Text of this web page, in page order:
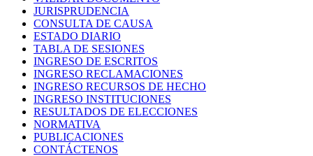
JURISPRUDENCIA
CONSULTA DE CAUSA
ESTADO DIARIO
TABLA DE SESIONES
INGRESO DE ESCRITOS
INGRESO RECLAMACIONES
INGRESO RECURSOS DE HECHO
INGRESO INSTITUCIONES
RESULTADOS DE ELECCIONES
NORMATIVA
PUBLICACIONES
CONTÁCTENOS